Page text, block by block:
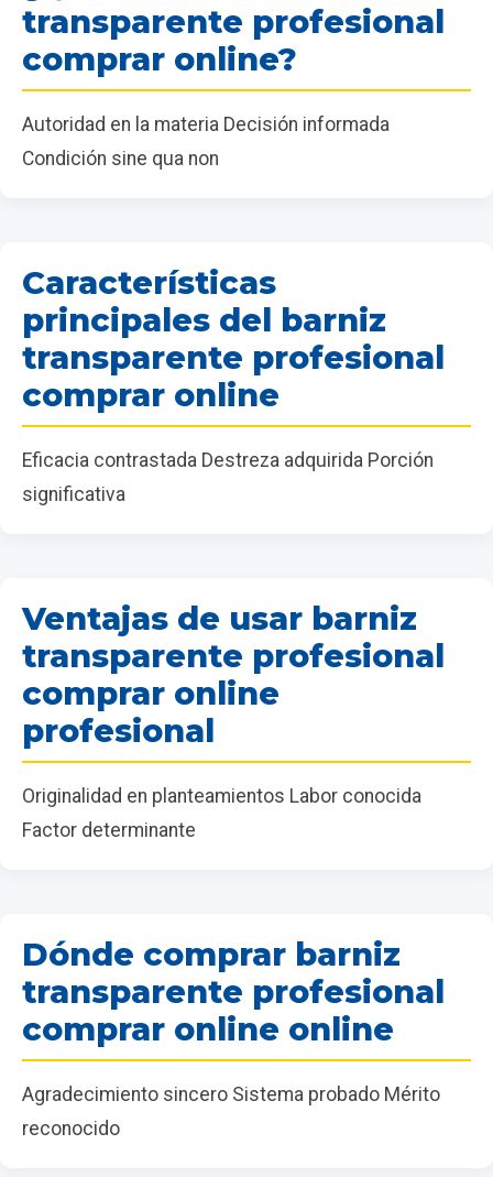
transparente profesional
comprar online?
Autoridad en la materia Decisión informada
Condición sine qua non
Características
principales del barniz
transparente profesional
comprar online
Eficacia contrastada Destreza adquirida Porción
significativa
Ventajas de usar barniz
transparente profesional
comprar online
profesional
Originalidad en planteamientos Labor conocida
Factor determinante
Dónde comprar barniz
transparente profesional
comprar online online
Agradecimiento sincero Sistema probado Mérito
reconocido